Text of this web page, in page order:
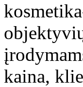
kaina,